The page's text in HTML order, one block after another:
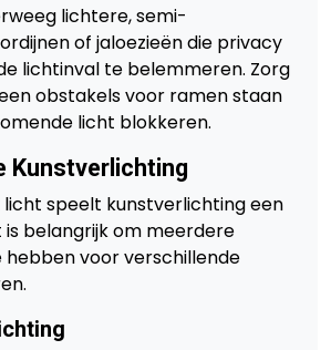
lichtere, semi-
of jaloezieën die privacy
lichtinval te belemmeren. Zorg
obstakels voor ramen staan
licht blokkeren.
Kunstverlichting
licht speelt kunstverlichting een
is belangrijk om meerdere
voor verschillende